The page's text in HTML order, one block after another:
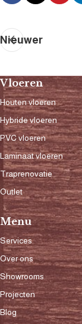
Nieuwer
Vloeren
Houten vloeren
Hybride vloeren
PVC vloeren
Laminaat vloeren
Traprenovatie
Outlet
Menu
Services
Over ons
Showrooms
Projecten
Blog